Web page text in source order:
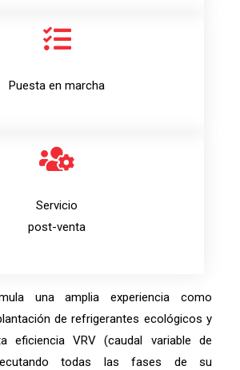
Puesta en marcha
Servicio
post-venta
una amplia experiencia como
de refrigerantes ecológicos y
eficiencia VRV (caudal variable de
todas las fases de su